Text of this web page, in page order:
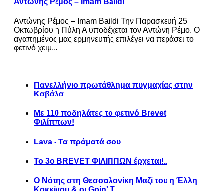
Αντώνης Ρέμος – Imam Baildi Την Παρασκευή 25
Οκτωβρίου η Πύλη Α υποδέχεται τον Αντώνη Ρέμο. Ο
αγαπημένος μας ερμηνευτής επιλέγει να περάσει το
φετινό χειμ...
Πανελλήνιο πρωτάθλημα πυγμαχίας στην
Καβάλα
Με 110 ποδηλάτες το φετινό Brevet
Φιλίππων!
Lava - Τα πράματά σου
Το 3ο BREVET ΦΙΛΙΠΠΩΝ έρχεται!..
Ο Νότης στη Θεσσαλονίκη Μαζί του η Έλλη